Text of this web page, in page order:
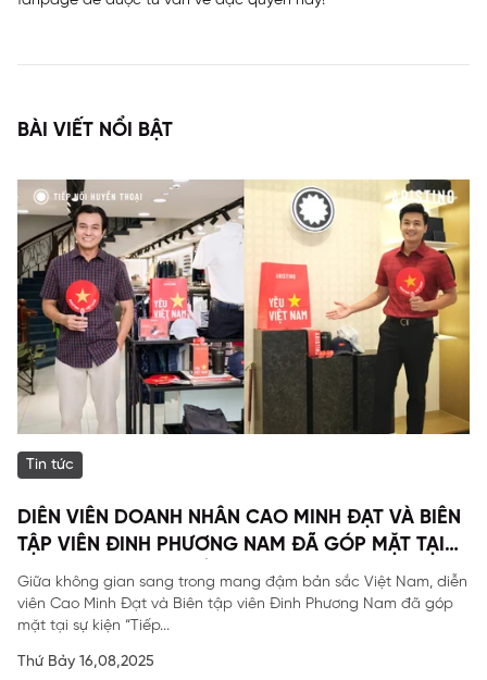
BÀI VIẾT NỔI BẬT
Tin tức
DIỄN VIÊN DOANH NHÂN CAO MINH ĐẠT VÀ BIÊN
TẬP VIÊN ĐINH PHƯƠNG NAM ĐÃ GÓP MẶT TẠI
SỰ KIỆN ĐẶC BIỆT CỦA ARISTINO.
Giữa không gian sang trong mang đậm bản sắc Việt Nam, diễn
viên Cao Minh Đạt và Biên tập viên Đinh Phương Nam đã góp
mặt tại sự kiện “Tiếp...
Thứ Bảy 16,08,2025